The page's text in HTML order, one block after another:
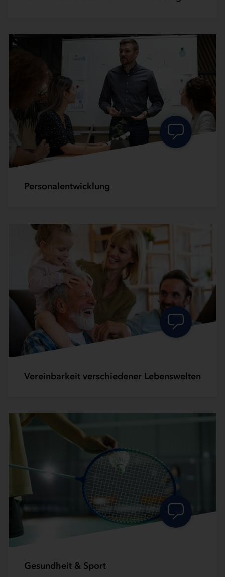
Personalentwicklung
Vereinbarkeit verschiedener Lebenswelten
Gesundheit & Sport